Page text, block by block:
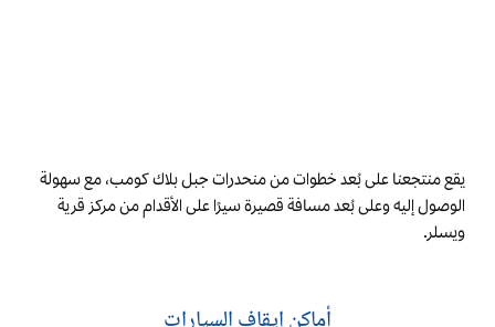
يقع منتجعنا على بُعد خطوات من منحدرات جبل بلاك كومب، مع سهولة
الوصول إليه وعلى بُعد مسافة قصيرة سيرًا على الأقدام من مركز قرية
ويسلر.